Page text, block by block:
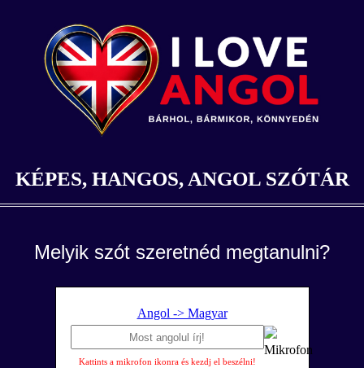
KÉPES, HANGOS, ANGOL SZÓTÁR
Melyik szót szeretnéd megtanulni?
Angol -> Magyar
Kattints a mikrofon ikonra és kezdj el beszélni!